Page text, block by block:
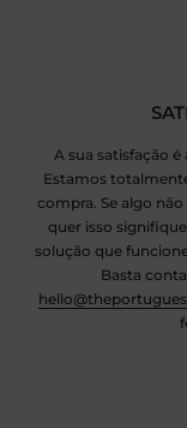
A sua satisfação
Estamos
compra. Se algo
quer isso
solução que
Basta